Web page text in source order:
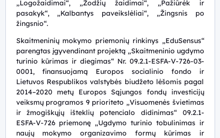
„Logožaidimai“, „Žodžių žaidimai“, „Pažiūrėk ir
pasakyk“, „Kalbantys paveikslėliai“, „Žingsnis po
žingsnio“.
Skaitmeninių mokymo priemonių rinkinys „EduSensus“
parengtas įgyvendinant projektą „Skaitmeninio ugdymo
turinio kūrimas ir diegimas“ Nr. 09.2.1-ESFA-V-726-03-
0001, finansuojamą Europos socialinio fondo ir
Lietuvos Respublikos valstybės biudžeto lėšomis pagal
2014–2020 metų Europos Sąjungos fondų investicijų
veiksmų programos 9 prioriteto „Visuomenės švietimas
ir žmogiškųjų išteklių potencialo didinimas“ 09.2.1-
ESFA-V-726 priemonę „Ugdymo turinio tobulinimas ir
naujų mokymo organizavimo formų kūrimas ir